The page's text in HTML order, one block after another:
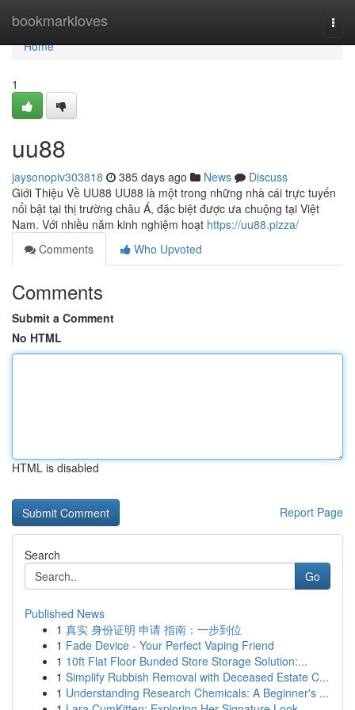
bookmarkloves
Home
Home
1
uu88
jaysonopiv303818 385 days ago News
Discuss
Giới Thiệu Về UU88 UU88 là một trong những nhà cái trực tuyến
nổi bật tại thị trường châu Á, đặc biệt được ưa chuộng tại Việt
Nam. Với nhiều năm kinh nghiệm hoạt https://uu88.pizza/
Comments
Who Upvoted
Comments
Submit a Comment
No HTML
HTML is disabled
Report Page
Search
Go
Published News
1 真实 身份证明 申请 指南：一步到位
1 Fade Device - Your Perfect Vaping Friend
1 10ft Flat Floor Bunded Store Storage Solution:...
1 Simplify Rubbish Removal with Deceased Estate C...
1 Understanding Research Chemicals: A Beginner's ...